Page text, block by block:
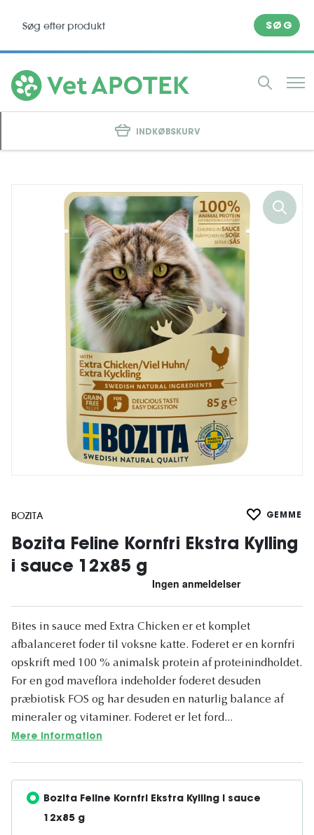
SØG
INDKØBSKURV
BOZITA GEMME
Bozita Feline Kornfri Ekstra Kylling
i sauce 12x85 g
Bites in sauce med Extra Chicken er et komplet
afbalanceret foder til voksne katte. Foderet er en kornfri
opskrift med 100 % animalsk protein af proteinindholdet.
For en god maveflora indeholder foderet desuden
præbiotisk FOS og har desuden en naturlig balance af
mineraler og vitaminer. Foderet er let ford...
Mere information
Bozita Feline Kornfri Ekstra Kylling i sauce
12x85 g